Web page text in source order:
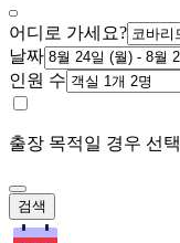
어디로 가세요?
날짜
인원 수
출장 목적일 경우 선택
검색